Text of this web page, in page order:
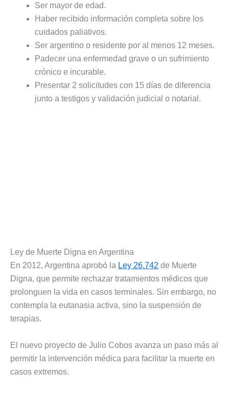
Ser mayor de edad.
Haber recibido información completa sobre los
cuidados paliativos.
Ser argentino o residente por al menos 12 meses.
Padecer una enfermedad grave o un sufrimiento
crónico e incurable.
Presentar 2 solicitudes con 15 días de diferencia
junto a testigos y validación judicial o notarial.
Ley de Muerte Digna en Argentina
En 2012, Argentina aprobó la Ley 26.742 de Muerte
Digna, que permite rechazar tratamientos médicos que
prolonguen la vida en casos terminales. Sin embargo, no
contempla la eutanasia activa, sino la suspensión de
terapias.
El nuevo proyecto de Julio Cobos avanza un paso más al
permitir la intervención médica para facilitar la muerte en
casos extremos.